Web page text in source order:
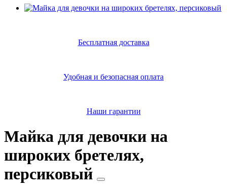
Бесплатная доставка
Удобная и безопасная оплата
Наши гарантии
Майка для девочки на
широких бретелях,
персиковый